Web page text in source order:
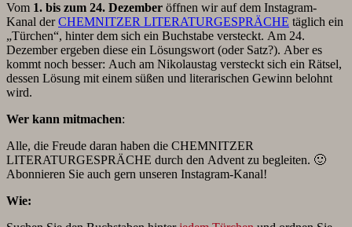
Vom 1. bis zum 24. Dezember öffnen wir auf dem Instagram-
Kanal derCHEMNITZER LITERATURGESPRÄCHE täglich ein
„Türchen“, hinter dem sich ein Buchstabe versteckt. Am 24.
Dezember ergeben diese ein Lösungswort (oder Satz?). Aber es
kommt noch besser: Auch am Nikolaustag versteckt sich ein Rätsel,
dessen Lösung mit einem süßen und literarischen Gewinn belohnt
wird.
Wer kann mitmachen:
Alle, die Freude daran haben die CHEMNITZER
LITERATURGESPRÄCHE durch den Advent zu begleiten. 🙂
Abonnieren Sie auch gern unseren Instagram-Kanal!
Wie: